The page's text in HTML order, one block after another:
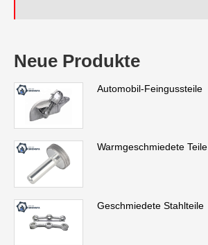
Neue Produkte
Automobil-Feingussteile
Warmgeschmiedete Teile
Geschmiedete Stahlteile